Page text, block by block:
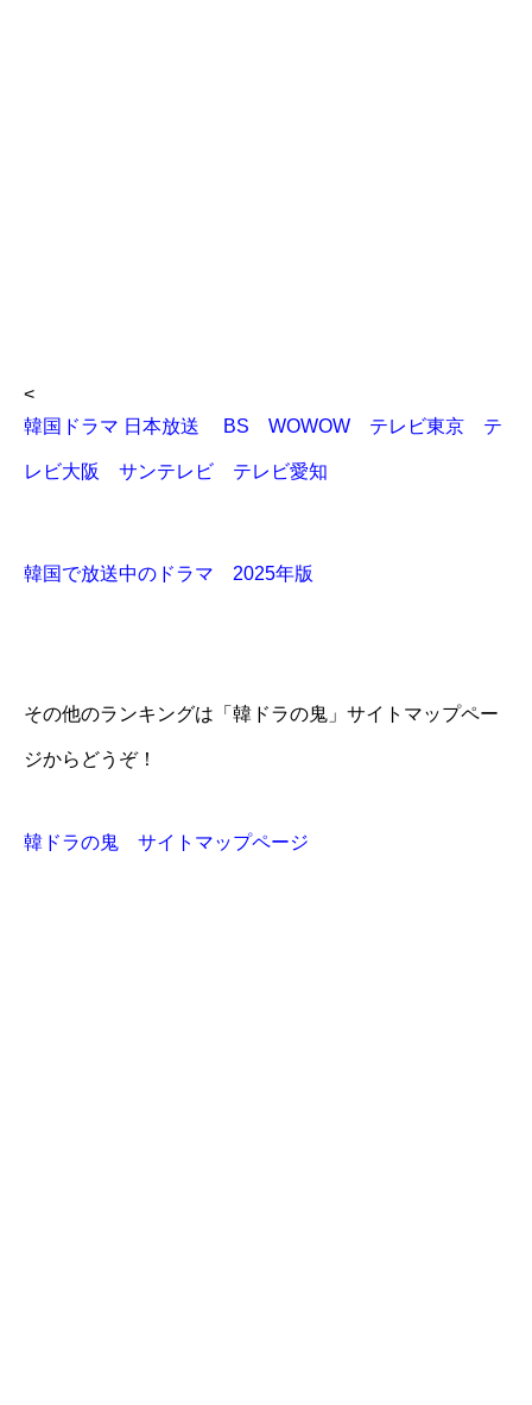
<
韓国ドラマ 日本放送 BS WOWOW テレビ東京 テ
レビ大阪 サンテレビ テレビ愛知
韓国で放送中のドラマ 2025年版
その他のランキングは「韓ドラの鬼」サイトマップペー
ジからどうぞ！
韓ドラの鬼 サイトマップページ